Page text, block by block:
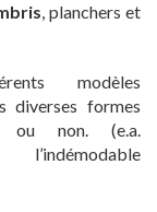
, planchers et
modèles
diverses formes
ou non. (e.a.